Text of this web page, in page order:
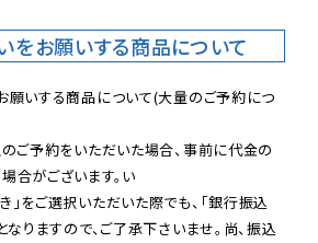
をお願いする商品について
いする商品について(大量のご予約につ
ご予約をいただいた場合、事前に代金の
合がございます。い
」をご選択いただいた際でも、「銀行振込
りますので、ご了承下さいませ。尚、振込